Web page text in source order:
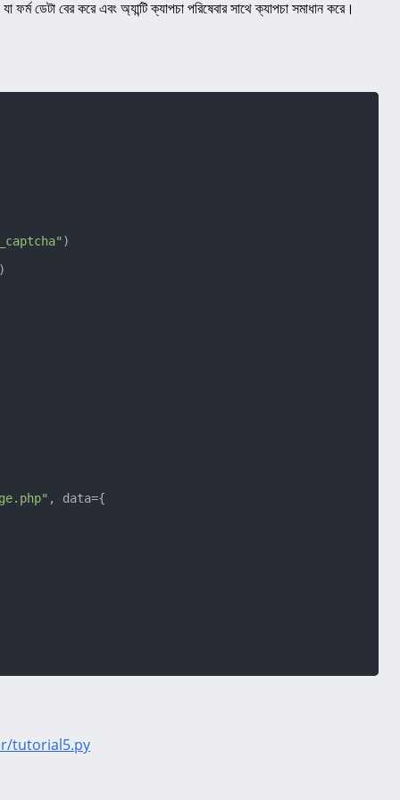
ডেটা বের করে এবং অ্যান্টি ক্যাপচা পরিষেবার সাথে ক্যাপচা সমাধান করে।
)
, data={
tutorial5.py